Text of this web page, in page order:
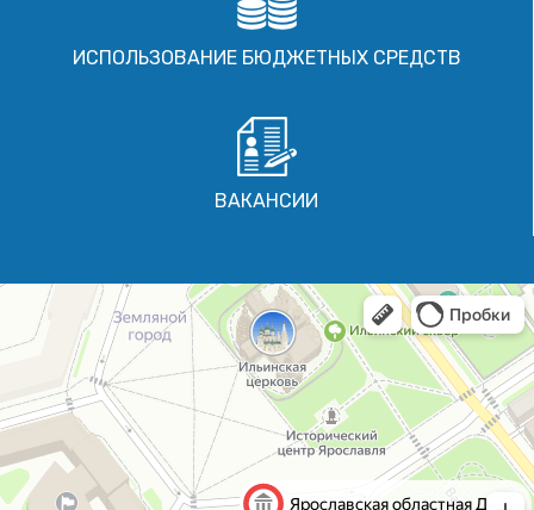
ИСПОЛЬЗОВАНИЕ БЮДЖЕТНЫХ СРЕДСТВ
ВАКАНСИИ